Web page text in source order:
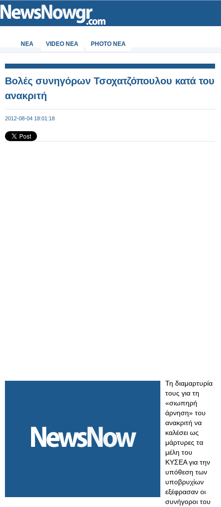
ΝΕΑ VIDEO NEA PHOTO NEA
Βολές συνηγόρων Τσοχατζόπουλου κατά του
ανακριτή
2012-08-04 18:01:18
Τη διαμαρτυρία
τους για τη
«σιωπηρή
άρνηση» του
ανακριτή να
καλέσει ως
μάρτυρες τα
μέλη του
ΚΥΣΕΑ για την
υπόθεση των
υποβρυχίων
εξέφρασαν οι
συνήγοροι του